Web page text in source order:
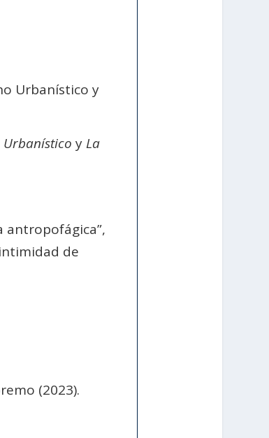
Urbanístico y
Urbanístico y La
antropofágica”,
de
(2023).